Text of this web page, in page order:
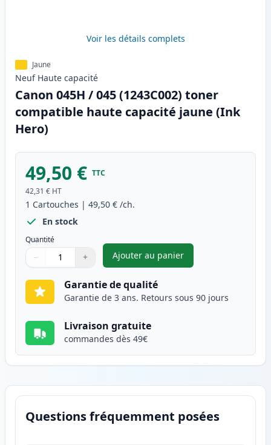
Voir les détails complets
Jaune
Neuf Haute capacité
Canon 045H / 045 (1243C002) toner
compatible haute capacité jaune (Ink
Hero)
49,50 € TTC
42,31 € HT
1 Cartouches | 49,50 € /ch.
En stock
Quantité
Quantité
Utilisez les boutons pour ajuster
− +
Quantité
Ajouter au panier
,Canon 045H / 045
Garantie de qualité
Garantie de 3 ans. Retours sous 90 jours
Livraison gratuite
commandes dès 49€
Questions fréquemment posées